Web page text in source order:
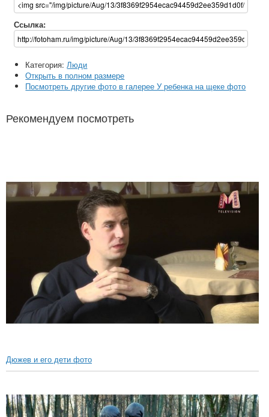
Ссылка:
Категория:Люди
Открыть в полном размере
Посмотреть другие фото в галерее У ребенка на щеке фото
Рекомендуем посмотреть
Дюжев и его дети фото